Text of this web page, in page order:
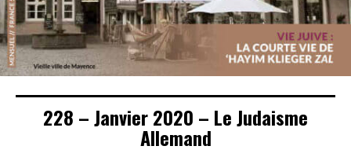
228 – Janvier 2020 – Le Judaisme
Allemand